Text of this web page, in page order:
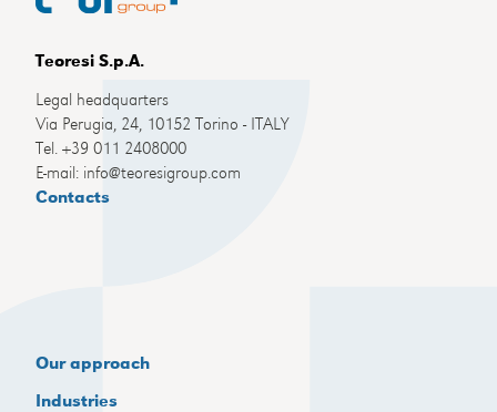
Teoresi S.p.A.
Legal headquarters
Via Perugia, 24, 10152 Torino - ITALY
Tel. +39 011 2408000
E-mail: info@teoresigroup.com
Contacts
Our approach
Industries